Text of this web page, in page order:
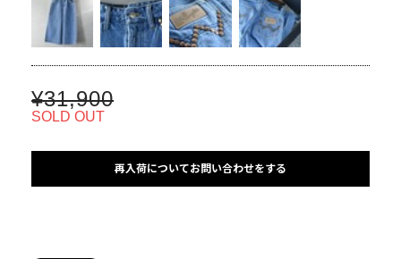
¥31,900
SOLD OUT
再入荷についてお問い合わせをする